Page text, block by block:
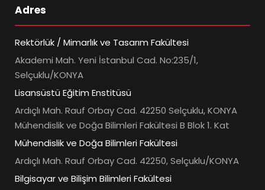
Adres
Rektörlük / Mimarlık ve Tasarım Fakültesi
Akademi Mah. Yeni İstanbul Cad. No:235/1,
Selçuklu/KONYA
Lisansüstü Eğitim Enstitüsü
Ardıçlı Mah. Rauf Orbay Cad. 42250 Selçuklu, KONYA
Mühendislik ve Doğa Bilimleri Fakültesi B Blok 1. Kat
Mühendislik ve Doğa Bilimleri Fakültesi
Ardıçlı Mah. Rauf Orbay Cad. 42250, Selçuklu/KONYA
Bilgisayar ve Bilişim Bilimleri Fakültesi